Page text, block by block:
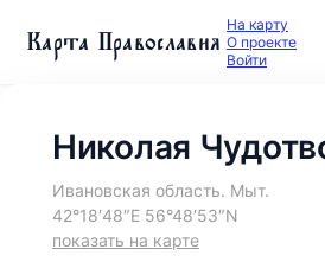
Карта Православия На карту
О проекте
Войти
Николая
Ивановская область. Мыт.
42°18′48″E 56°48′53″N
показать на карте